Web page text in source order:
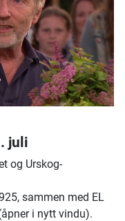
juli
og Urskog-
sammen med EL
i nytt vindu).